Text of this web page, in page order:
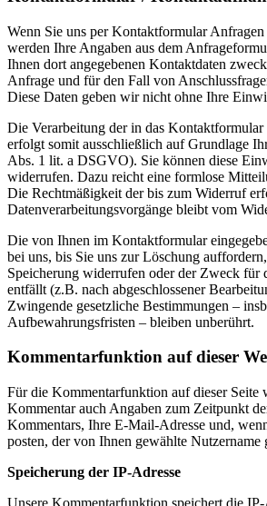
Wenn Sie uns per Kontaktformular Anfragen
werden Ihre Angaben aus dem
Ihnen dort angegebenen Kontaktdaten
Anfrage und für den Fall von
Diese Daten geben wir nicht ohne Ihre
Die Verarbeitung der in das Kontaktformular
erfolgt somit ausschließlich auf Grundlage
Abs. 1 lit. a DSGVO). Sie können diese
widerrufen. Dazu reicht eine formlose
Die Rechtmäßigkeit der bis zum Widerruf
Datenverarbeitungsvorgänge bleibt vom
Die von Ihnen im Kontaktformular
bei uns, bis Sie uns zur Löschung
Speicherung widerrufen oder der Zweck für
entfällt (z.B. nach abgeschlossener
Zwingende gesetzliche Bestimmungen –
Aufbewahrungsfristen – bleiben unberührt.
Kommentarfunktion auf dieser
Für die Kommentarfunktion auf dieser Seite
Kommentar auch Angaben zum Zeitpunkt
Kommentars, Ihre E-Mail-Adresse und,
posten, der von Ihnen gewählte Nutzername
Speicherung der IP-Adresse
Unsere Kommentarfunktion speichert die